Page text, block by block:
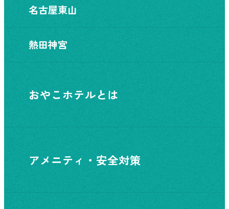
名古屋東山
熱田神宮
おやこホテルとは
アメニティ・安全対策